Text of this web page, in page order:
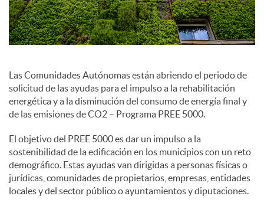
e
s
S
o
c
Las Comunidades Autónomas están abriendo el periodo de
solicitud de las ayudas para el impulso a la rehabilitación
energética y a la disminución del consumo de energía final y
de las emisiones de CO2 – Programa PREE 5000.
El objetivo del PREE 5000 es dar un impulso a la
sostenibilidad de la edificación en los municipios con un reto
demográfico. Estas ayudas van dirigidas a personas físicas o
jurídicas, comunidades de propietarios, empresas, entidades
locales y del sector público o ayuntamientos y diputaciones.